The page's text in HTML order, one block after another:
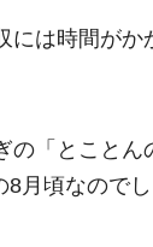
には時間がか
の「とことん
8月頃なので